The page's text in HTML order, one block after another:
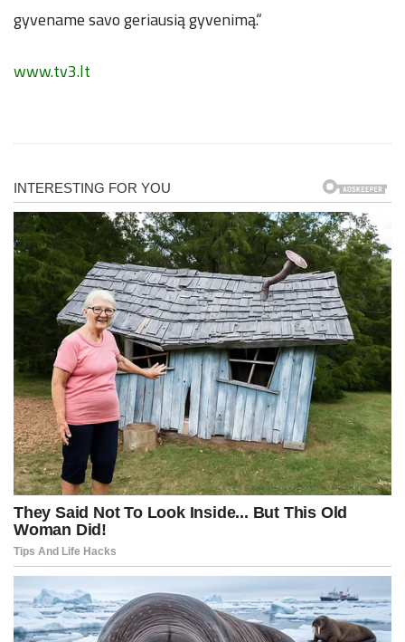
gyvename savo geriausią gyvenimą.“
www.tv3.lt